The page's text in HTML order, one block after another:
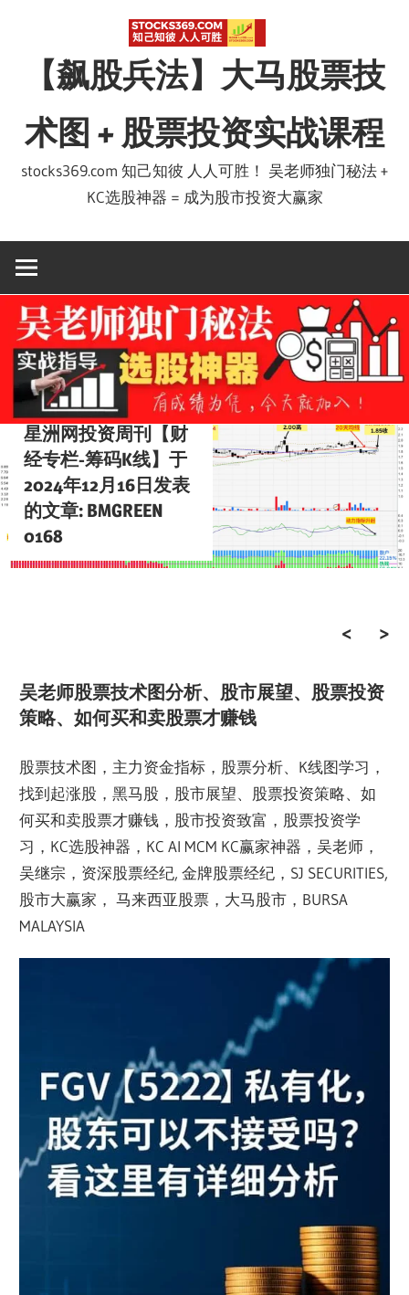
【飙股兵法】大马股票技
术图 + 股票投资实战课程
stocks369.com 知己知彼 人人可胜！ 吴老师独门秘法 +
KC选股神器 = 成为股市投资大赢家
吴继宗 星洲日报专栏
星洲网投资周刊【财
经专栏-筹码K线】于
2024年12月16日发表
的文章: BMGREEN
0168
吴老师股票技术图分析、股市展望、股票投资
策略、如何买和卖股票才赚钱
股票技术图，主力资金指标，股票分析、K线图学习，
找到起涨股，黑马股，股市展望、股票投资策略、如
何买和卖股票才赚钱，股市投资致富，股票投资学
习，KC选股神器，KC AI MCM KC赢家神器，吴老师，
吴继宗，资深股票经纪, 金牌股票经纪，SJ SECURITIES,
股市大赢家， 马来西亚股票，大马股市，BURSA
MALAYSIA